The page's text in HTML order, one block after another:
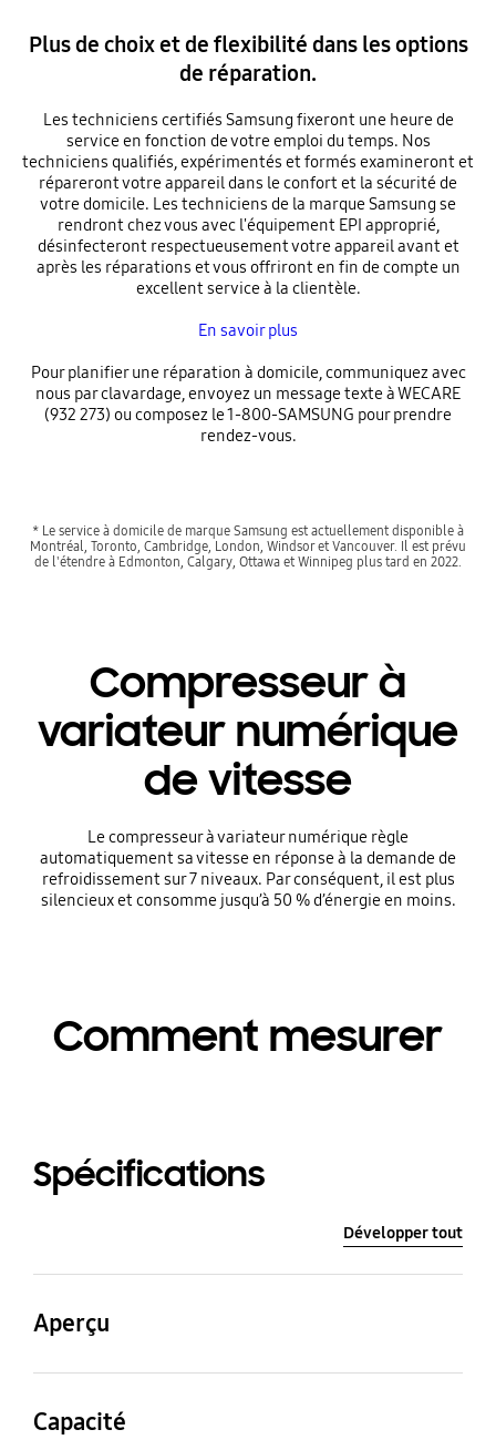
Plus de choix et de flexibilité dans les options
de réparation.
Les techniciens certifiés Samsung fixeront une heure de
service en fonction de votre emploi du temps. Nos
techniciens qualifiés, expérimentés et formés examineront et
répareront votre appareil dans le confort et la sécurité de
votre domicile. Les techniciens de la marque Samsung se
rendront chez vous avec l'équipement EPI approprié,
désinfecteront respectueusement votre appareil avant et
après les réparations et vous offriront en fin de compte un
excellent service à la clientèle.
En savoir plus
Pour planifier une réparation à domicile, communiquez avec
nous par clavardage, envoyez un message texte à WECARE
(932 273) ou composez le 1-800-SAMSUNG pour prendre
rendez-vous.
* Le service à domicile de marque Samsung est actuellement disponible à
Montréal, Toronto, Cambridge, London, Windsor et Vancouver. Il est prévu
de l'étendre à Edmonton, Calgary, Ottawa et Winnipeg plus tard en 2022.
Compresseur à
variateur numérique
de vitesse
Le compresseur à variateur numérique règle
automatiquement sa vitesse en réponse à la demande de
refroidissement sur 7 niveaux. Par conséquent, il est plus
silencieux et consomme jusqu’à 50 % d’énergie en moins.
Comment mesurer
Spécifications
Développer tout
Aperçu
6.8
Capacité